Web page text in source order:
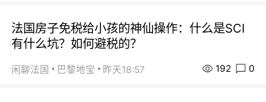
法国房子免税给小孩的神仙操作：什么是SCI
有什么坑？如何避税的？
闲聊法国 巴黎地宝 昨天18:57 192 0